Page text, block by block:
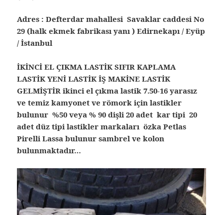
Adres : Defterdar mahallesi Savaklar caddesi No
29 (halk ekmek fabrikası yanı ) Edirnekapı / Eyüp
/ İstanbul
İKİNCİ EL ÇIKMA LASTİK SIFIR KAPLAMA
LASTİK YENİ LASTİK İŞ MAKİNE LASTİK
GELMİŞTİR ikinci el çıkma lastik7.50-16 yarasız
ve temiz kamyonet ve römork için lastikler
bulunur %50 veya % 90 dişli 20 adet kar tipi 20
adet düz tipi lastikler markaları özka Petlas
Pirelli Lassa bulunur sambrel ve kolon
bulunmaktadır…